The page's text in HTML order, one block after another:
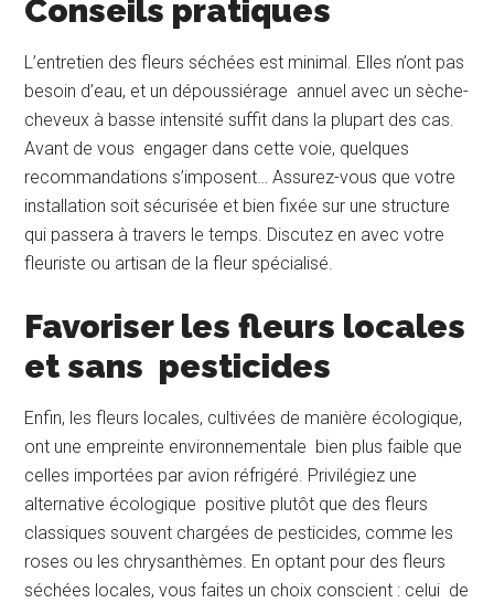
Conseils pratiques
L’entretien des fleurs séchées est minimal. Elles n’ont pas
besoin d’eau, et un dépoussiérage annuel avec un sèche-
cheveux à basse intensité suffit dans la plupart des cas.
Avant de vous engager dans cette voie, quelques
recommandations s’imposent… Assurez-vous que votre
installation soit sécurisée et bien fixée sur une structure
qui passera à travers le temps. Discutez en avec votre
fleuriste ou artisan de la fleur spécialisé.
Favoriser les fleurs locales
et sans pesticides
Enfin, les fleurs locales, cultivées de manière écologique,
ont une empreinte environnementale bien plus faible que
celles importées par avion réfrigéré. Privilégiez une
alternative écologique positive plutôt que des fleurs
classiques souvent chargées de pesticides, comme les
roses ou les chrysanthèmes. En optant pour des fleurs
séchées locales, vous faites un choix conscient : celui de